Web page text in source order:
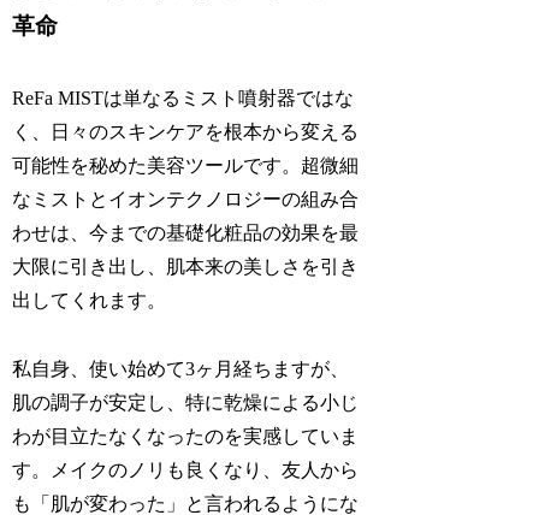
革命
ReFa MISTは単なるミスト噴射器ではな
く、日々のスキンケアを根本から変える
可能性を秘めた美容ツールです。超微細
なミストとイオンテクノロジーの組み合
わせは、今までの基礎化粧品の効果を最
大限に引き出し、肌本来の美しさを引き
出してくれます。
私自身、使い始めて3ヶ月経ちますが、
肌の調子が安定し、特に乾燥による小じ
わが目立たなくなったのを実感していま
す。メイクのノリも良くなり、友人から
も「肌が変わった」と言われるようにな